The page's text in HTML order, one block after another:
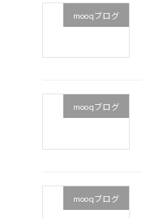
mooqブログ
mooqブログ
mooqブログ